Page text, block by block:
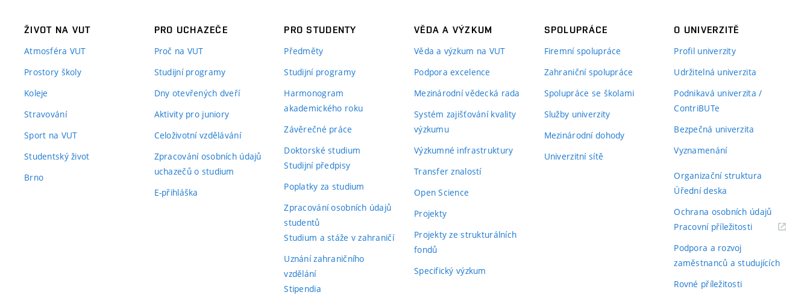
ŽIVOT NA VUT
Atmosféra VUT
Prostory školy
Koleje
Stravování
Sport na VUT
Studentský život
Brno
PRO UCHAZEČE
Proč na VUT
Studijní programy
Dny otevřených dveří
Aktivity pro juniory
Celoživotní vzdělávání
Zpracování osobních údajů
uchazečů o studium
E-přihláška
PRO STUDENTY
Předměty
Studijní programy
Harmonogram
akademického roku
Závěrečné práce
Doktorské studium
Studijní předpisy
Poplatky za studium
Zpracování osobních údajů
studentů
Studium a stáže v zahraničí
Uznání zahraničního
vzdělání
Stipendia
VĚDA A VÝZKUM
Věda a výzkum na VUT
Podpora excelence
Mezinárodní vědecká rada
Systém zajišťování kvality
výzkumu
Výzkumné infrastruktury
Transfer znalostí
Open Science
Projekty
Projekty ze strukturálních
fondů
Specifický výzkum
SPOLUPRÁCE
Firemní spolupráce
Zahraniční spolupráce
Spolupráce se školami
Služby univerzity
Mezinárodní dohody
Univerzitní sítě
O UNIVERZITĚ
Profil univerzity
Udržitelná univerzita
Podnikavá univerzita /
ContriBUTe
Bezpečná univerzita
Vyznamenání
Organizační struktura
Úřední deska
Ochrana osobních údajů
Pracovní příležitosti(externí
Podpora a rozvoj
zaměstnanců a studujících
Rovné příležitosti